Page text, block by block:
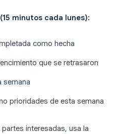
minutos cada lunes):
como hecha
que se retrasaron
semana
prioridades de esta semana
interesadas, usa la